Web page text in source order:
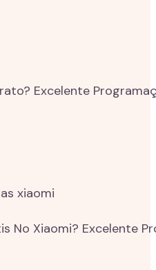
Excelente
No Xiaomi? Excelente